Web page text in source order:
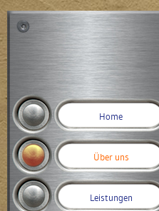
Home
Über uns
Leistungen